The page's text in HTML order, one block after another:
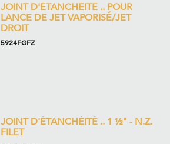
JOINT D'ÉTANCHÉITÉ .. POUR
LANCE DE JET VAPORISÉ/JET
DROIT
5924FGFZ
JOINT D'ÉTANCHÉITÉ .. 1 ½" - N.Z.
FILET